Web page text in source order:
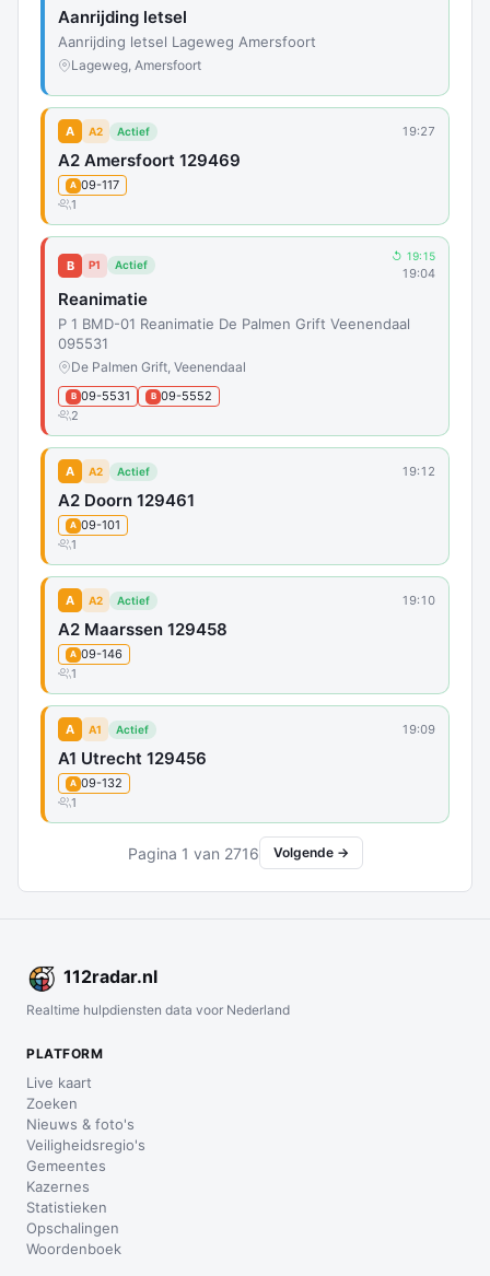
Aanrijding letsel
Aanrijding letsel Lageweg Amersfoort
Lageweg, Amersfoort
A A2 Actief 19:27
A2 Amersfoort 129469
A 09-117
1
B P1 Actief
↺ 19:15
19:04
Reanimatie
P 1 BMD-01 Reanimatie De Palmen Grift Veenendaal
095531
De Palmen Grift, Veenendaal
B 09-5531 B 09-5552
2
A A2 Actief 19:12
A2 Doorn 129461
A 09-101
1
A A2 Actief 19:10
A2 Maarssen 129458
A 09-146
1
A A1 Actief 19:09
A1 Utrecht 129456
A 09-132
1
Pagina 1 van 2716 Volgende →
112radar.nl
Realtime hulpdiensten data voor Nederland
PLATFORM
Live kaart
Zoeken
Nieuws & foto's
Veiligheidsregio's
Gemeentes
Kazernes
Statistieken
Opschalingen
Woordenboek